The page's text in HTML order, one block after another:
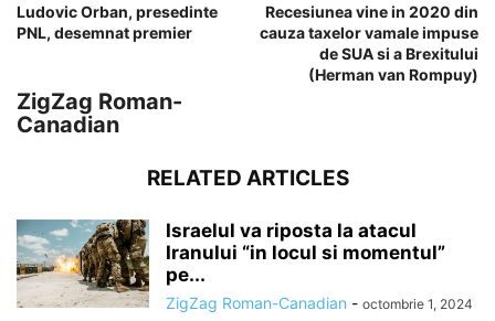
Ludovic Orban, presedinte
PNL, desemnat premier
Recesiunea vine in 2020 din
cauza taxelor vamale impuse
de SUA si a Brexitului
(Herman van Rompuy)
ZigZag Roman-
Canadian
RELATED ARTICLES
Israelul va riposta la atacul
Iranului “in locul si momentul”
pe...
ZigZag Roman-Canadian - octombrie 1, 2024